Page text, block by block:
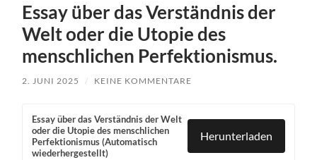
Essay über das Verständnis der
Welt oder die Utopie des
menschlichen Perfektionismus.
2. JUNI 2025 / KEINE KOMMENTARE
Essay über das Verständnis der Welt
oder die Utopie des menschlichen
Perfektionismus (Automatisch
wiederhergestellt)
Herunterladen